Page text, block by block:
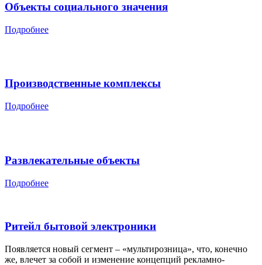
Объекты социального значения
Подробнее
Производственные комплексы
Подробнее
Развлекательные объекты
Подробнее
Ритейл бытовой электроники
Появляется новый сегмент – «мультирозница», что, конечно
же, влечет за собой и изменение концепций рекламно-